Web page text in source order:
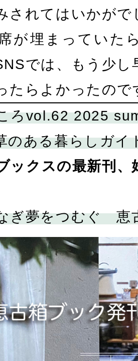
されてはいかがで
が埋まっていた
では、もう少
たらよかったの
ろvol.62 2025
ある暮らしガイ
ックスの最新刊
ぎ夢をつむぐ 恵